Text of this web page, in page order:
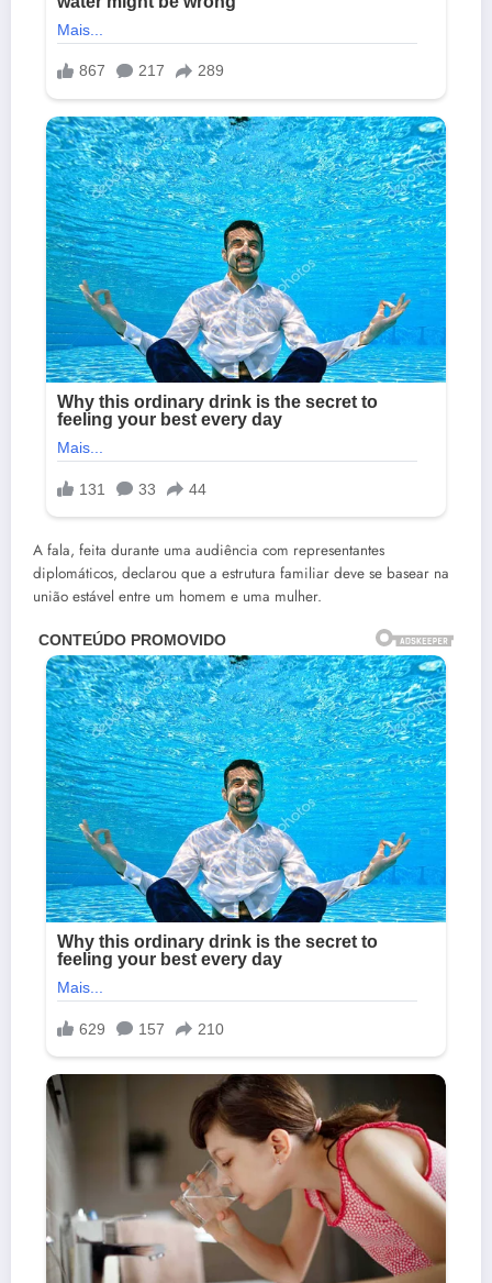
A fala, feita durante uma audiência com representantes
diplomáticos, declarou que a estrutura familiar deve se basear na
união estável entre um homem e uma mulher.